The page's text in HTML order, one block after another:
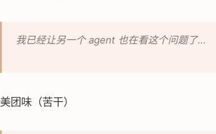
我已经让另一个 agent 也在看这个问题了…
美团味（苦干）